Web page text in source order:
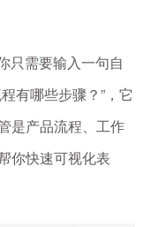
只需要输入一句自
有哪些步骤？”，它
是产品流程、工作
你快速可视化表